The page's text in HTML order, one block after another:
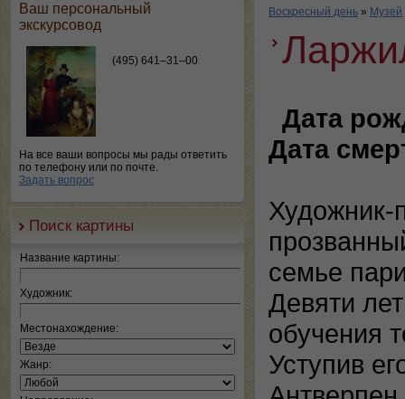
Ваш персональный
экскурсовод
(495) 641–31–00
На все ваши вопросы мы рады ответить
по телефону или по почте.
Задать вопрос
Поиск картины
Название картины:
Художник:
Местонахождение:
Жанр:
Воскресный день » Музей
Дата
Дата
Художник-
семье
Девяти
обучения
Уступив